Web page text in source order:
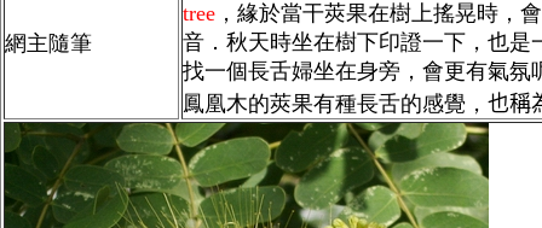
網主隨筆
tree ，緣於當干莢果在樹上搖晃時，
音．秋天時坐在樹下印證一下，也是
找一個長舌婦坐在身旁，會更有氣氛
鳳凰木的莢果有種長舌的感覺， 也稱